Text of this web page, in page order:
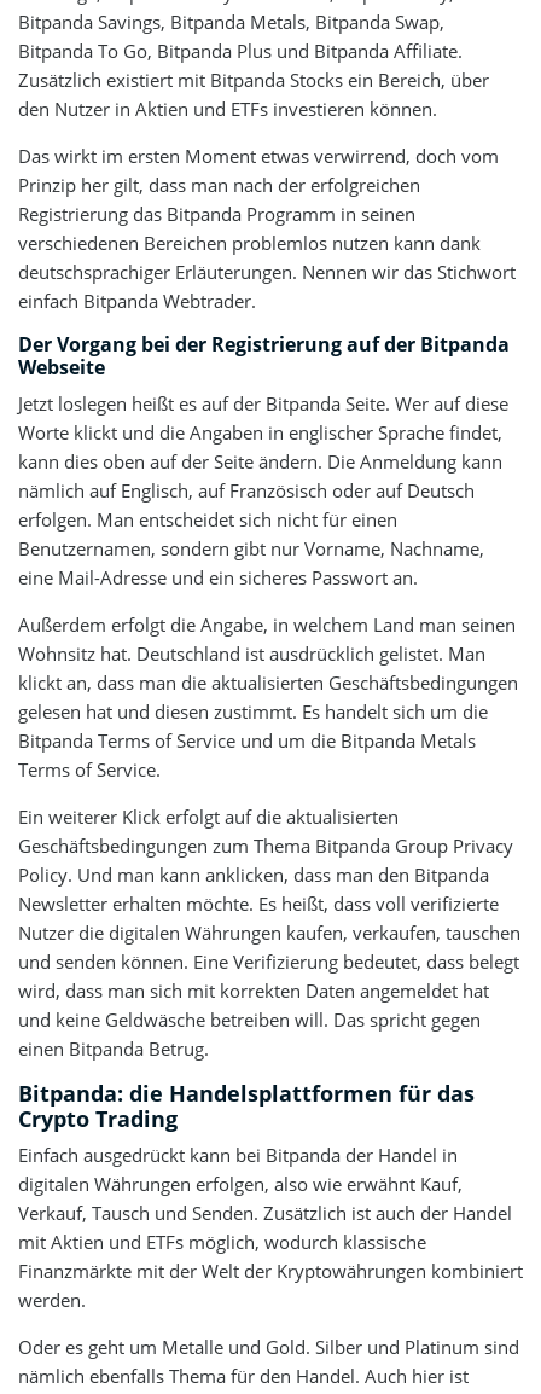
Bitpanda Savings, Bitpanda Metals, Bitpanda Swap,
Bitpanda To Go, Bitpanda Plus und Bitpanda Affiliate.
Zusätzlich existiert mit Bitpanda Stocks ein Bereich, über
den Nutzer in Aktien und ETFs investieren können.
Das wirkt im ersten Moment etwas verwirrend, doch vom
Prinzip her gilt, dass man nach der erfolgreichen
Registrierung das Bitpanda Programm in seinen
verschiedenen Bereichen problemlos nutzen kann dank
deutschsprachiger Erläuterungen. Nennen wir das Stichwort
einfach Bitpanda Webtrader.
Der Vorgang bei der Registrierung auf der Bitpanda
Webseite
Jetzt loslegen heißt es auf der Bitpanda Seite. Wer auf diese
Worte klickt und die Angaben in englischer Sprache findet,
kann dies oben auf der Seite ändern. Die Anmeldung kann
nämlich auf Englisch, auf Französisch oder auf Deutsch
erfolgen. Man entscheidet sich nicht für einen
Benutzernamen, sondern gibt nur Vorname, Nachname,
eine Mail-Adresse und ein sicheres Passwort an.
Außerdem erfolgt die Angabe, in welchem Land man seinen
Wohnsitz hat. Deutschland ist ausdrücklich gelistet. Man
klickt an, dass man die aktualisierten Geschäftsbedingungen
gelesen hat und diesen zustimmt. Es handelt sich um die
Bitpanda Terms of Service und um die Bitpanda Metals
Terms of Service.
Ein weiterer Klick erfolgt auf die aktualisierten
Geschäftsbedingungen zum Thema Bitpanda Group Privacy
Policy. Und man kann anklicken, dass man den Bitpanda
Newsletter erhalten möchte. Es heißt, dass voll verifizierte
Nutzer die digitalen Währungen kaufen, verkaufen, tauschen
und senden können. Eine Verifizierung bedeutet, dass belegt
wird, dass man sich mit korrekten Daten angemeldet hat
und keine Geldwäsche betreiben will. Das spricht gegen
einen Bitpanda Betrug.
Bitpanda: die Handelsplattformen für das
Crypto Trading
Einfach ausgedrückt kann bei Bitpanda der Handel in
digitalen Währungen erfolgen, also wie erwähnt Kauf,
Verkauf, Tausch und Senden. Zusätzlich ist auch der Handel
mit Aktien und ETFs möglich, wodurch klassische
Finanzmärkte mit der Welt der Kryptowährungen kombiniert
werden.
Oder es geht um Metalle und Gold. Silber und Platinum sind
nämlich ebenfalls Thema für den Handel. Auch hier ist